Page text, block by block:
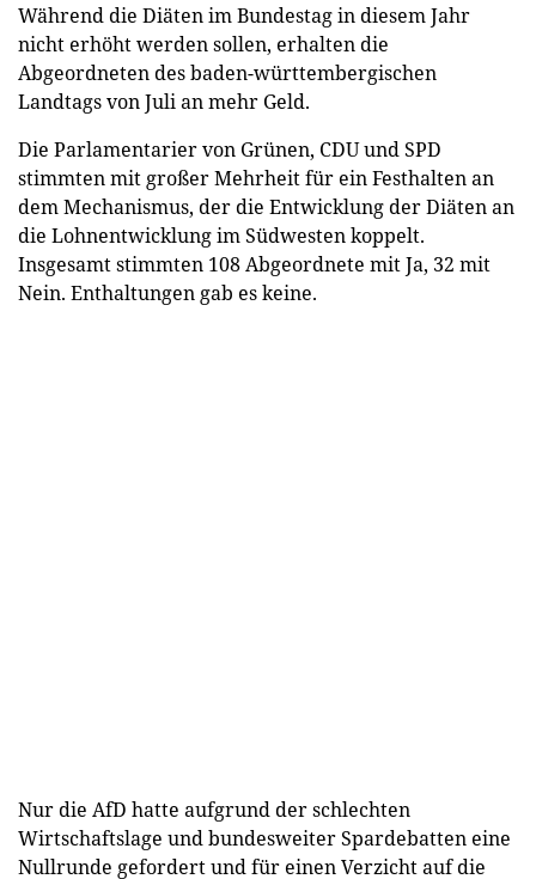
Während die Diäten im Bundestag in diesem Jahr
nicht erhöht werden sollen, erhalten die
Abgeordneten des baden-württembergischen
Landtags von Juli an mehr Geld.
Die Parlamentarier von Grünen, CDU und SPD
stimmten mit großer Mehrheit für ein Festhalten an
dem Mechanismus, der die Entwicklung der Diäten an
die Lohnentwicklung im Südwesten koppelt.
Insgesamt stimmten 108 Abgeordnete mit Ja, 32 mit
Nein. Enthaltungen gab es keine.
Nur die AfD hatte aufgrund der schlechten
Wirtschaftslage und bundesweiter Spardebatten eine
Nullrunde gefordert und für einen Verzicht auf die